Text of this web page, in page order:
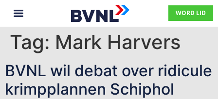
WORD LID
Tag: Mark Harvers
BVNL wil debat over ridicule
krimpplannen Schiphol